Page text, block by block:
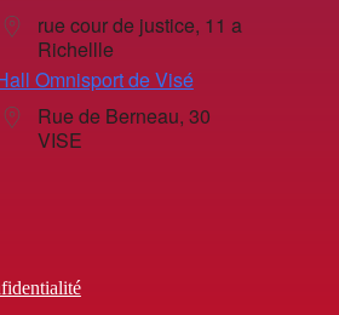
rue cour de justice, 11 a
Richellle
Omnisport de Visé
Rue de Berneau, 30
VISE